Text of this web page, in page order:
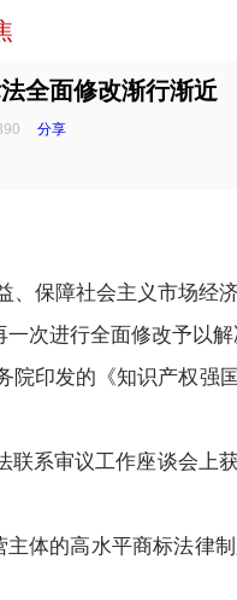
焦
全面修改渐行渐近
分享
保障社会主义市场经
次进行全面修改予以解
印发的《知识产权强
系审议工作座谈会上
的高水平商标法律